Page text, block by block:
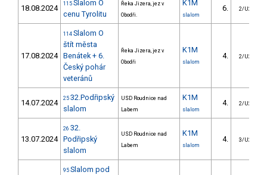
18.08.2024 115 Slalom O
cenu Tyrolitu
Řeka Jizera, jez v
Obodři.
K1M
slalom
6. 2/U23
17.08.2024
114 Slalom O
štít města
Benátek + 6.
Český pohár
veteránů
Řeka Jizera, jez v
Obodři
K1M
slalom
4. 2/U23
14.07.2024 25 32.Podřipský
slalom
USD Roudnice nad
Labem
K1M
slalom
4. 2/U23
13.07.2024
26 32.
Podřipský
slalom
USD Roudnice nad
Labem
K1M
slalom
4. 3/U23
95 Slalom pod